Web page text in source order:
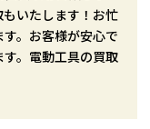
いたします！お忙
。お客様が安心で
。電動工具の買取